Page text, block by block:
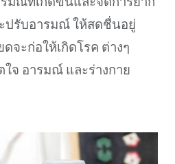
ปรับอารมณ์ ให้สดชื่นอยู่
ดจะก่อให้เกิดโรค ต่างๆ
จ อารมณ์ และร่างกาย